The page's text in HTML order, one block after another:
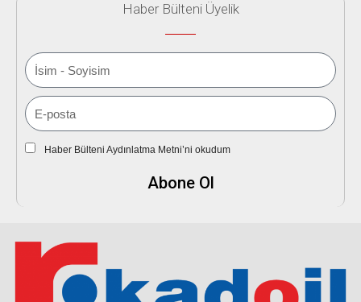
Haber Bülteni Üyelik
Haber Bülteni Aydınlatma Metni’ni okudum
Abone Ol